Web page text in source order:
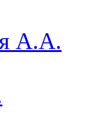
А.А.